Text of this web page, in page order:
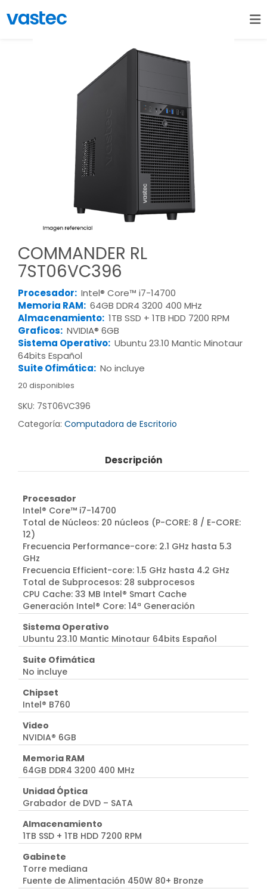
COMMANDER RL
7ST06VC396
Procesador: Intel® Core™ i7-14700
Memoria RAM: 64GB DDR4 3200 400 MHz
Almacenamiento: 1TB SSD + 1TB HDD 7200 RPM
Graficos: NVIDIA® 6GB
Sistema Operativo: Ubuntu 23.10 Mantic Minotaur
64bits Español
Suite Ofimática: No incluye
20 disponibles
SKU: 7ST06VC396
Categoría: Computadora de Escritorio
Descripción
Procesador
Intel® Core™ i7-14700
Total de Núcleos: 20 núcleos (P-CORE: 8 / E-CORE:
12)
Frecuencia Performance-core: 2.1 GHz hasta 5.3
GHz
Frecuencia Efficient-core: 1.5 GHz hasta 4.2 GHz
Total de Subprocesos: 28 subprocesos
CPU Cache: 33 MB Intel® Smart Cache
Generación Intel® Core: 14ª Generación
Sistema Operativo
Ubuntu 23.10 Mantic Minotaur 64bits Español
Suite Ofimática
No incluye
Chipset
Intel® B760
Video
NVIDIA® 6GB
Memoria RAM
64GB DDR4 3200 400 MHz
Unidad Óptica
Grabador de DVD – SATA
Almacenamiento
1TB SSD + 1TB HDD 7200 RPM
Gabinete
Torre mediana
Fuente de Alimentación 450W 80+ Bronze